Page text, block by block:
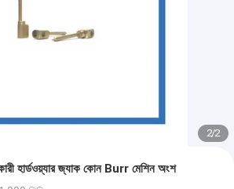
2/2
হার্ডওয়্যার জ্যাক কোন Burr মেশিন অংশ